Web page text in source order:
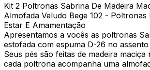
Kit 2 Poltronas Sabrina De Madeira
Almofada Veludo Bege 102 - Poltronas
Estar E Amamentação
Apresentamos a vocês as poltronas
estofada com espuma D-26 no
Seus pés são feitas de madeira
cada poltrona acompanha uma